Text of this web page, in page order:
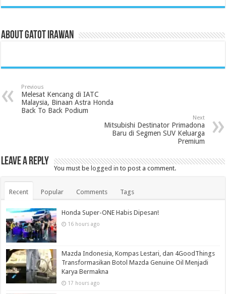
About Gatot Irawan
Previous
Melesat Kencang di IATC
Malaysia, Binaan Astra Honda
Back To Back Podium
Next
Mitsubishi Destinator Primadona
Baru di Segmen SUV Keluarga
Premium
Leave a Reply
You must be logged in to post a comment.
Recent Popular Comments Tags
Honda Super-ONE Habis Dipesan!
16 hours ago
Mazda Indonesia, Kompas Lestari, dan 4GoodThings
Transformasikan Botol Mazda Genuine Oil Menjadi
Karya Bermakna
17 hours ago